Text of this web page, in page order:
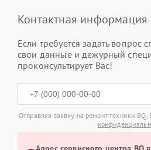
Контактная информация
Если требуется задать вопрос
свои данные и дежурный
проконсультирует Вас!
Отправляя заявку на ремонт техники BQ,